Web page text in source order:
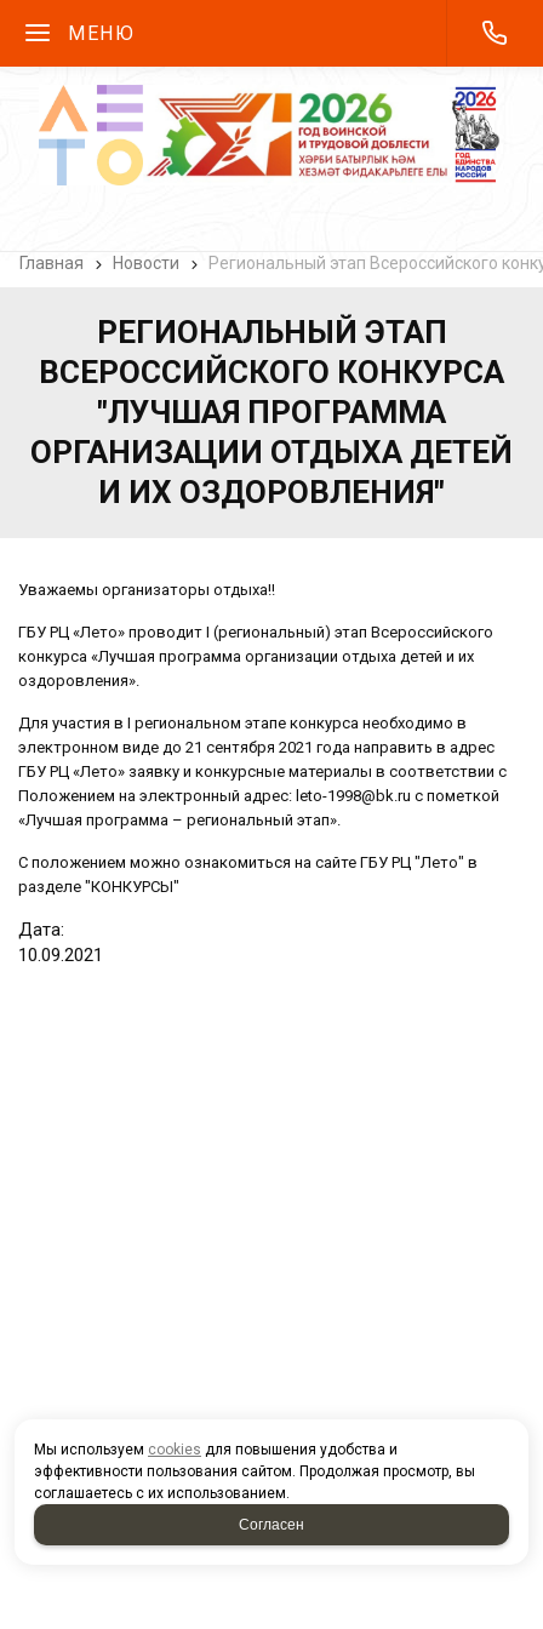
МЕНЮ
Главная Новости Региональный этап Всероссийского
РЕГИОНАЛЬНЫЙ ЭТАП
ВСЕРОССИЙСКОГО КОНКУРСА
"ЛУЧШАЯ ПРОГРАММА
ОРГАНИЗАЦИИ ОТДЫХА ДЕТЕЙ
И ИХ ОЗДОРОВЛЕНИЯ"
Уважаемы организаторы отдыха!!
ГБУ РЦ «Лето» проводит I (региональный) этап Всероссийского
конкурса «Лучшая программа организации отдыха детей и их
оздоровления».
Для участия в I региональном этапе конкурса необходимо в
электронном виде до 21 сентября 2021 года направить в адрес
ГБУ РЦ «Лето» заявку и конкурсные материалы в соответствии с
Положением на электронный адрес: leto-1998@bk.ru с пометкой
«Лучшая программа – региональный этап».
С положением можно ознакомиться на сайте ГБУ РЦ "Лето" в
разделе "КОНКУРСЫ"
Дата:
10.09.2021
Мы используем cookies для повышения удобства и
эффективности пользования сайтом. Продолжая просмотр, вы
соглашаетесь с их использованием.
Согласен